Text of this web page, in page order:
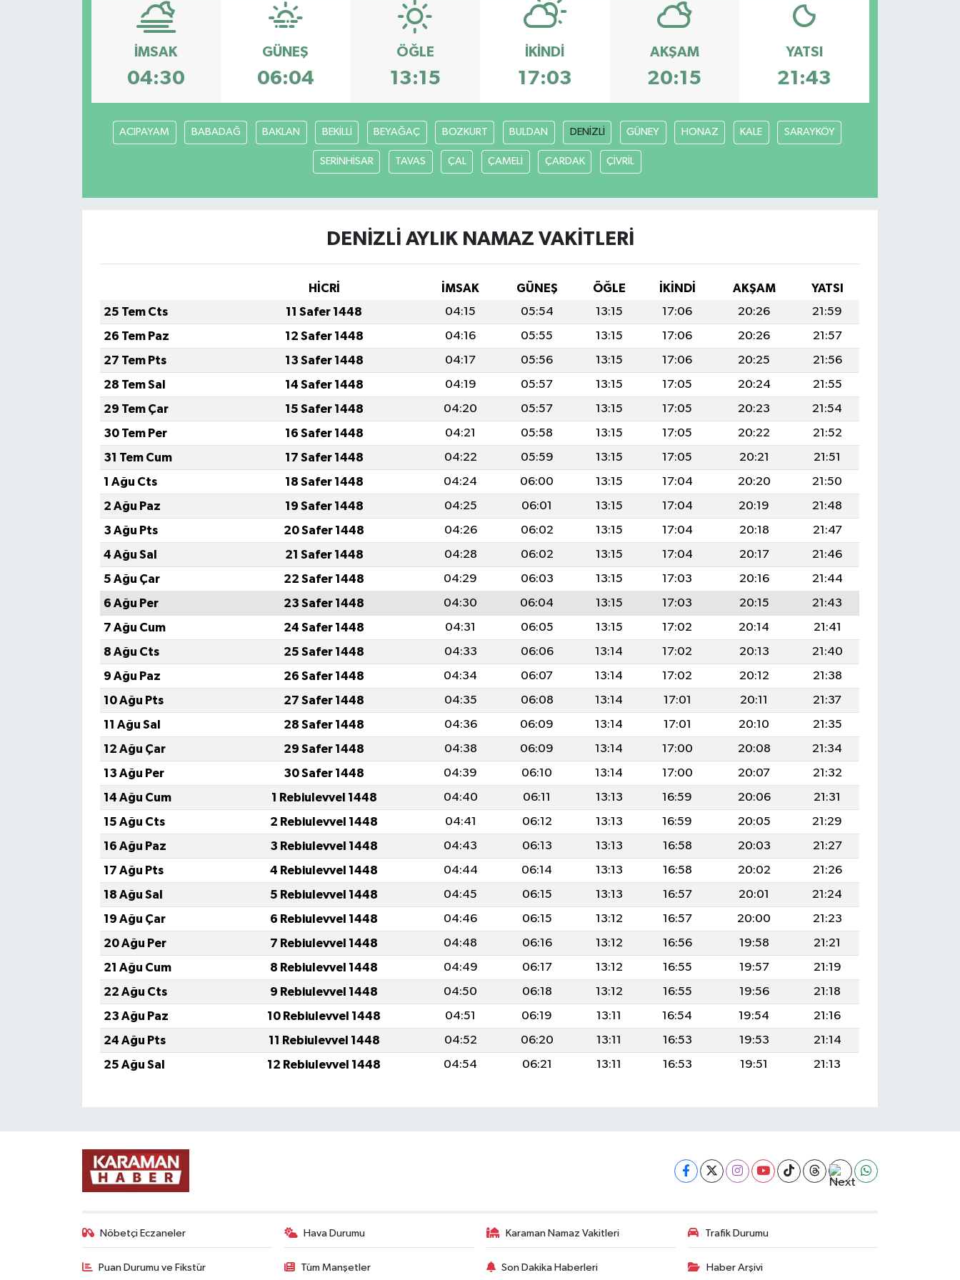
İMSAK
04:30
GÜNEŞ
06:04
ÖĞLE
13:15
İKINDI
17:03
AKŞAM
20:15
YATSI
21:43
ACIPAYAM BABADAĞ BAKLAN BEKİLLİ BEYAĞAÇ BOZKURT BULDAN DENİZLİ GÜNEY HONAZ KALE SARAYKÖY
SERİNHİSAR TAVAS ÇAL ÇAMELİ ÇARDAK ÇİVRİL
DENİZLİ AYLIK NAMAZ VAKITLERI
HİCRİ İMSAK GÜNEŞ ÖĞLE İKINDI AKŞAM
YATSI
25 Tem Cts
11 Safer 1448 04:15 05:54 13:15 17:06 20:26
21:59
26 Tem Paz
12 Safer 1448 04:16 05:55 13:15 17:06 20:26
21:57
27 Tem Pts
13 Safer 1448 04:17 05:56 13:15 17:06 20:25
21:56
28 Tem Sal
14 Safer 1448 04:19 05:57 13:15 17:05 20:24
21:55
29 Tem Çar
15 Safer 1448 04:20 05:57 13:15 17:05 20:23
21:54
30 Tem Per
16 Safer 1448 04:21 05:58 13:15 17:05 20:22
21:52
31 Tem Cum
17 Safer 1448 04:22 05:59 13:15 17:05 20:21
21:51
1 Ağu Cts
18 Safer 1448 04:24 06:00 13:15 17:04 20:20
21:50
2 Ağu Paz
19 Safer 1448 04:25 06:01 13:15 17:04 20:19
21:48
3 Ağu Pts
20 Safer 1448 04:26 06:02 13:15 17:04 20:18
21:47
4 Ağu Sal
21 Safer 1448 04:28 06:02 13:15 17:04 20:17
21:46
5 Ağu Çar
22 Safer 1448 04:29 06:03 13:15 17:03 20:16
21:44
6 Ağu Per
23 Safer 1448 04:30 06:04 13:15 17:03 20:15
21:43
7 Ağu Cum
24 Safer 1448 04:31 06:05 13:15 17:02 20:14
21:41
8 Ağu Cts
25 Safer 1448 04:33 06:06 13:14 17:02 20:13
21:40
9 Ağu Paz
26 Safer 1448 04:34 06:07 13:14 17:02 20:12
21:38
10 Ağu Pts
27 Safer 1448 04:35 06:08 13:14 17:01 20:11
21:37
11 Ağu Sal
28 Safer 1448 04:36 06:09 13:14 17:01 20:10
21:35
12 Ağu Çar
29 Safer 1448 04:38 06:09 13:14 17:00 20:08
21:34
13 Ağu Per
30 Safer 1448 04:39 06:10 13:14 17:00 20:07
21:32
14 Ağu Cum
1 Rebiulevvel 1448 04:40 06:11 13:13 16:59 20:06
21:31
15 Ağu Cts
2 Rebiulevvel 1448 04:41 06:12 13:13 16:59 20:05
21:29
16 Ağu Paz
3 Rebiulevvel 1448 04:43 06:13 13:13 16:58 20:03
21:27
17 Ağu Pts
4 Rebiulevvel 1448 04:44 06:14 13:13 16:58 20:02
21:26
18 Ağu Sal
5 Rebiulevvel 1448 04:45 06:15 13:13 16:57 20:01
21:24
19 Ağu Çar
6 Rebiulevvel 1448 04:46 06:15 13:12 16:57 20:00
21:23
20 Ağu Per
7 Rebiulevvel 1448 04:48 06:16 13:12 16:56 19:58
21:21
21 Ağu Cum
8 Rebiulevvel 1448 04:49 06:17 13:12 16:55 19:57
21:19
22 Ağu Cts
9 Rebiulevvel 1448 04:50 06:18 13:12 16:55 19:56
21:18
23 Ağu Paz
10 Rebiulevvel 1448 04:51 06:19 13:11 16:54 19:54
21:16
24 Ağu Pts
11 Rebiulevvel 1448 04:52 06:20 13:11 16:53 19:53
21:14
25 Ağu Sal
12 Rebiulevvel 1448 04:54 06:21 13:11 16:53 19:51 21:13
Nöbetçi Eczaneler Hava Durumu Karaman Namaz Vakitleri Trafik Durumu
Puan Durumu ve Fikstür Tüm Manşetler Son Dakika Haberleri Haber Arşivi